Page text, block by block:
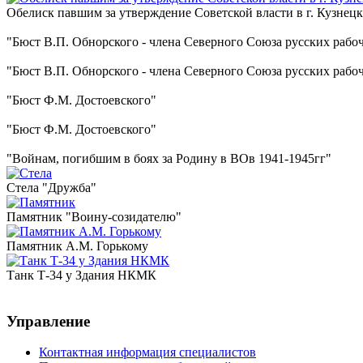
Обелиск павшим за утверждение Советской власти в г.
"Бюст В.П. Обнорского - члена Северного Союза русских
"Бюст В.П. Обнорского - члена Северного Союза русских
"Бюст Ф.М. Достоевского"
"Бюст Ф.М. Достоевского"
"Войнам, погибшим в боях за Родину в ВОв 1941-1945гг"
Стела "Дружба"
Памятник "Воину-созидателю"
Памятник А.М. Горькому
Танк Т-34 у Здания НКМК
Управление
Контактная информация специалистов